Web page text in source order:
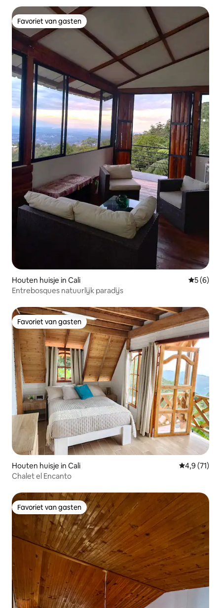
Favoriet van gasten
Favoriet van gasten
Houten huisje in Cali
5 (6)
Entrebosques natuurlijk paradijs
Favoriet van gasten
Favoriet van gasten
Houten huisje in Cali
4,9 (71)
Chalet el Encanto
Favoriet van gasten
Favoriet van gasten